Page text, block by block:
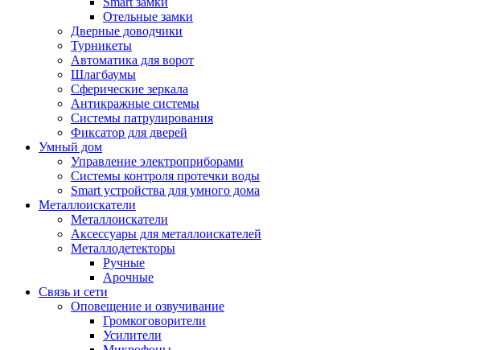
Отельные замки
Дверные доводчики
Турникеты
Автоматика для ворот
Шлагбаумы
Сферические зеркала
Антикражные системы
Системы патрулирования
Фиксатор для дверей
Умный дом
Управление электроприборами
Системы контроля протечки воды
Smart устройства для умного дома
Металлоискатели
Металлоискатели
Аксессуары для металлоискателей
Металлодетекторы
Ручные
Арочные
Связь и сети
Оповещение и озвучивание
Громкоговорители
Усилители